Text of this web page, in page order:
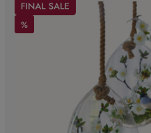
Sale
%
%